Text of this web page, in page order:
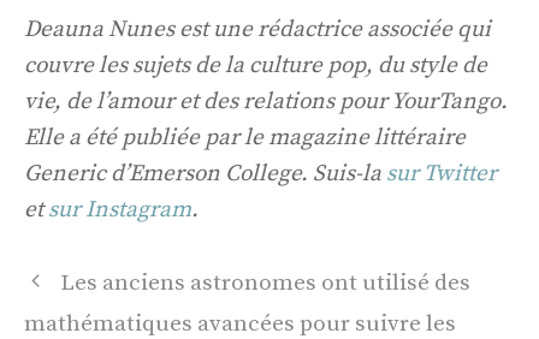
Deauna Nunes est une rédactrice associée qui
couvre les sujets de la culture pop, du style de
vie, de l’amour et des relations pour YourTango.
Elle a été publiée par le magazine littéraire
Generic d’Emerson College. Suis-la sur Twitter
etsur Instagram.
Navigation
Les anciens astronomes ont utilisé des
mathématiques avancées pour suivre les